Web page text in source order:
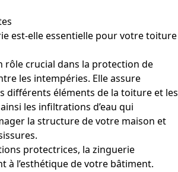
est-elle essentielle pour votre toiture
rôle crucial dans la protection de
les intempéries. Elle assure
différents éléments de la toiture et les
les infiltrations d’eau qui
la structure de votre maison et
protectrices, la zinguerie
à l’esthétique de votre bâtiment.